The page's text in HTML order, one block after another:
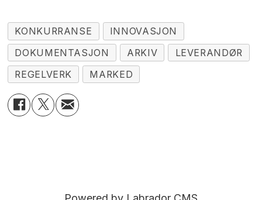
KONKURRANSE
INNOVASJON
DOKUMENTASJON
ARKIV
LEVERANDØR
REGELVERK
MARKED